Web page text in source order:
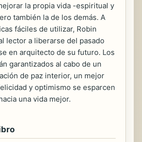
la propia vida -espiritual y
también la de los demás. A
fáciles de utilizar, Robin
lector a liberarse del pasado
en arquitecto de su futuro. Los
garantizados al cabo de un
de paz interior, un mejor
y optimismo se esparcen
una vida mejor.